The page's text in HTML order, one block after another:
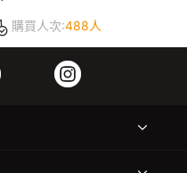
購買人次:488人